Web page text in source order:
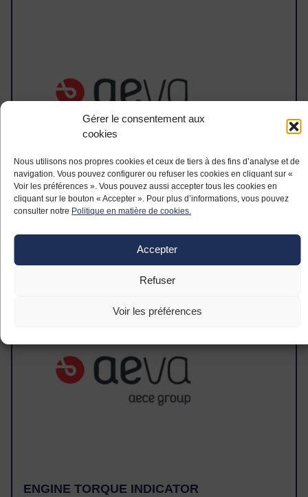
Gérer le consentement aux
cookies
Nous utilisons nos propres cookies et ceux de tiers à des fins d’analyse et de
navigation. Vous pouvez configurer ou refuser les cookies en cliquant sur «
Voir les préférences ». Vous pouvez aussi accepter tous les cookies en
cliquant sur le bouton « Accepter ». Pour plus d’informations, vous pouvez
consulter notre Politique en matière de cookies.
Accepter
Refuser
Voir les préférences
TORQUEMETER INDICATOR
ENGINE TORQUE INDICATOR